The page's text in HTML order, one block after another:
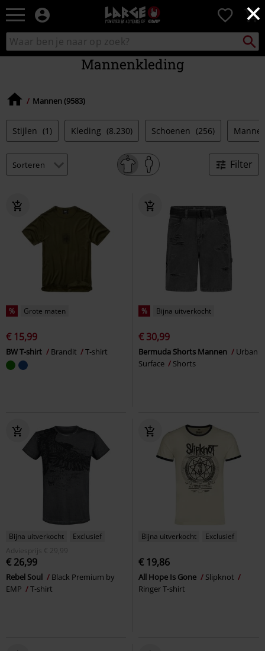
×
Large
–
Muziek-,
en
gaming-
kleding
0
Zoek
in
zoeken
Mannenkleding
Mannen (9583)
Stijlen (1) Kleding (8.230) Schoenen (256)
Filter
% Grote maten
€ 15,99
BW T-shirt Brandit T-shirt
% Bijna uitverkocht
€ 30,99
Bermuda Shorts Mannen
Urban
Surface
Shorts
Bijna uitverkocht
Exclusief
Adviesprijs
€ 29,99
€ 26,99
Rebel Soul
Black Premium by
EMP
T-shirt
Bijna uitverkocht Exclusief
€ 19,86
All Hope Is Gone
Slipknot
Ringer T-shirt